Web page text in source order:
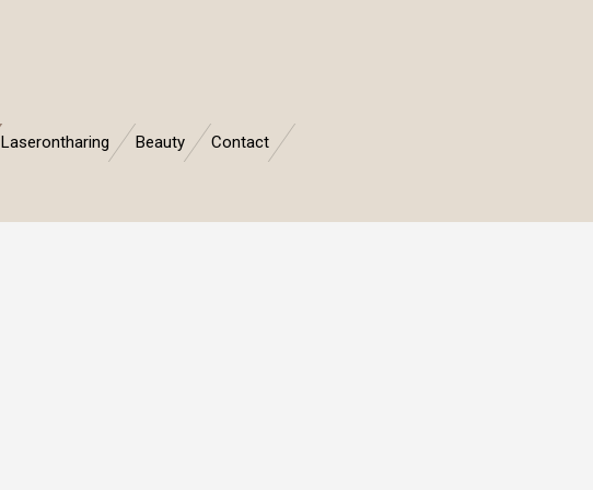
Laserontharing Beauty Contact